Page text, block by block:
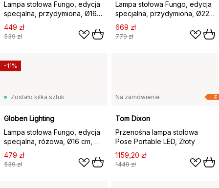
Lampa stołowa Fungo, edycja
specjalna, przydymiona, Ø16
cm, W:20 cm
449 zł
539 zł
Lampa stołowa Fungo, edycja
specjalna, przydymiona, Ø22
cm, W:30 cm
669 zł
779 zł
Zostało kilka sztuk
Globen Lighting
Lampa stołowa Fungo, edycja
specjalna, różowa, Ø16 cm, W:
20 cm
479 zł
539 zł
-11%
F
Na zamówienie
Tom Dixon
Przenośna lampa stołowa
Pose Portable LED, Złoty
1159,20 zł
1449 zł